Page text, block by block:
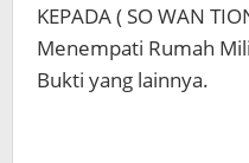
KEPADA ( SO WAN
Menempati Rumah
Bukti yang lainnya.